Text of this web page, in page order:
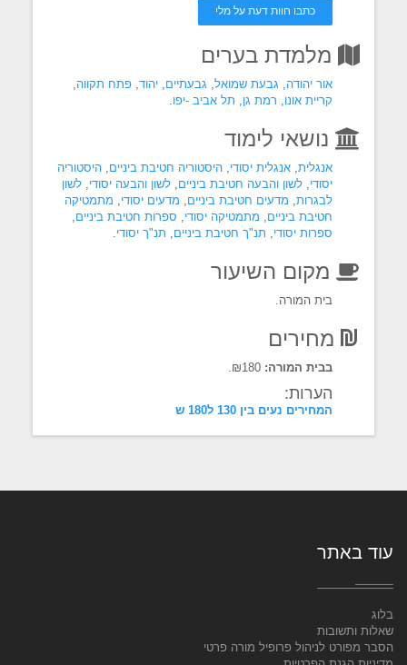
כתבו חוות דעת על מלי
מלמדת בערים
אור יהודה, גבעת שמואל, גבעתיים, יהוד, פתח תקווה,
קריית אונו, רמת גן, תל אביב -יפו.
נושאי לימוד
אנגלית, אנגלית יסודי, היסטוריה חטיבת ביניים, היסטוריה
יסודי, לשון והבעה חטיבת ביניים, לשון והבעה יסודי, לשון
לבגרות, מדעים חטיבת ביניים, מדעים יסודי, מתמטיקה
חטיבת ביניים, מתמטיקה יסודי, ספרות חטיבת ביניים,
ספרות יסודי, תנ"ך חטיבת ביניים, תנ"ך יסודי.
מקום השיעור
בית המורה.
מחירים
בבית המורה:
הערות:
המחירים נעים בין 130 ל180 ש
עוד באתר
בלוג
שאלות ותשובות
הסבר מפורט לניהול פרופיל מורה פרטי